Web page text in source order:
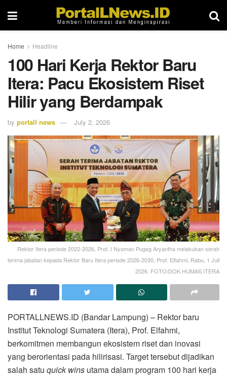
Home Headline
100 Hari Kerja Rektor Baru
Itera: Pacu Ekosistem Riset
Hilir yang Berdampak
by portall news July 2, 2026
Rektor Itera periode 2022-2026, Prof. I Nyoman Pugeg Aryantha melakukan serah
terima jabatan kepada Rektor Baru Itera periode 2026-2030, Prof. Elfahmi, Rabu, 1 Juli
2026. FOTO/DOK HUMAS ITERA
PORTALLNEWS.ID (Bandar Lampung) – Rektor baru
Institut Teknologi Sumatera (Itera), Prof. Elfahmi,
berkomitmen membangun ekosistem riset dan inovasi
yang berorientasi pada hilirisasi. Target tersebut dijadikan
salah satu quick wins utama dalam program 100 hari kerja